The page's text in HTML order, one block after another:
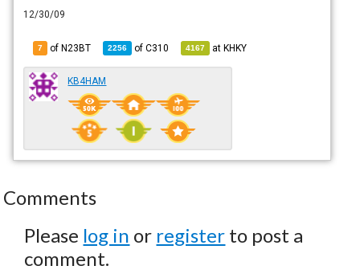
12/30/09
7 of N23BT 2256 ofC310 4167 atKHKY
KB4HAM
Comments
Please log in or register to post a
comment.